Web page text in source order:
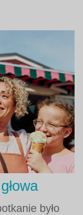
było